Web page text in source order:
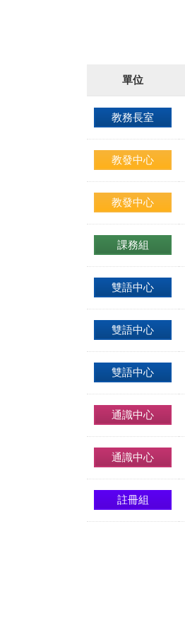
單位
教務長室
教發中心
教發中心
課務組
雙語中心
雙語中心
雙語中心
通識中心
通識中心
註冊組